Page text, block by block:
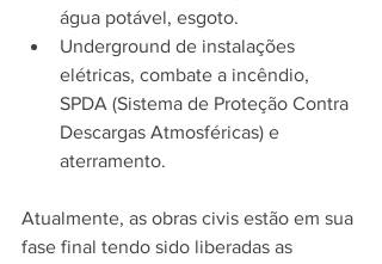
água potável, esgoto.
Underground de instalações
elétricas, combate a incêndio,
SPDA (Sistema de Proteção Contra
Descargas Atmosféricas) e
aterramento.
Atualmente, as obras civis estão em sua
fase final tendo sido liberadas as